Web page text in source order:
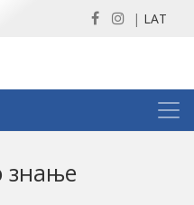
| LAT
знање